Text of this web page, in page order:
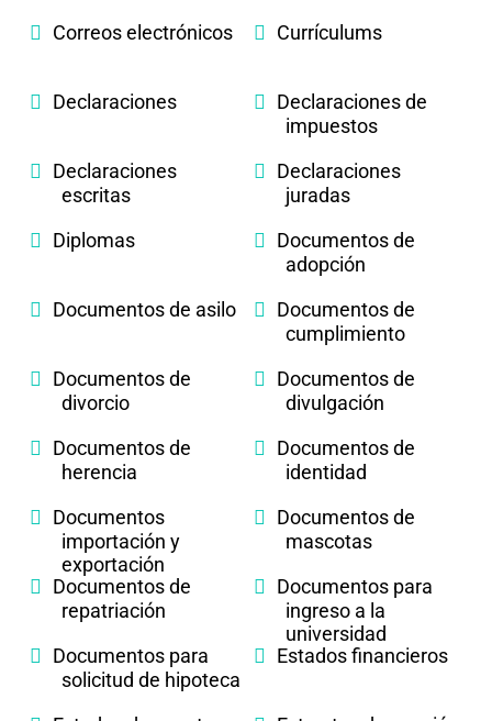
Correos electrónicos
Currículums
Declaraciones
Declaraciones de
impuestos
Declaraciones
escritas
Declaraciones
juradas
Diplomas
Documentos de
adopción
Documentos de asilo
Documentos de
cumplimiento
Documentos de
divorcio
Documentos de
divulgación
Documentos de
herencia
Documentos de
identidad
Documentos
importación y
exportación
Documentos de
mascotas
Documentos de
repatriación
Documentos para
ingreso a la
universidad
Documentos para
solicitud de hipoteca
Estados financieros